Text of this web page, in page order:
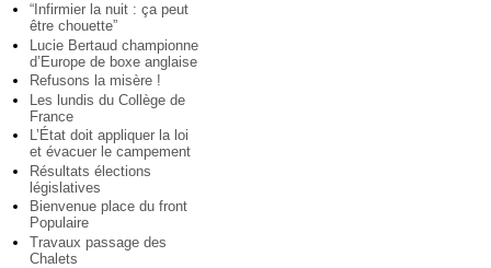
“Infirmier la nuit : ça peut
être chouette”
Lucie Bertaud championne
d’Europe de boxe anglaise
Refusons la misère !
Les lundis du Collège de
France
L’État doit appliquer la loi
et évacuer le campement
Résultats élections
législatives
Bienvenue place du front
Populaire
Travaux passage des
Chalets